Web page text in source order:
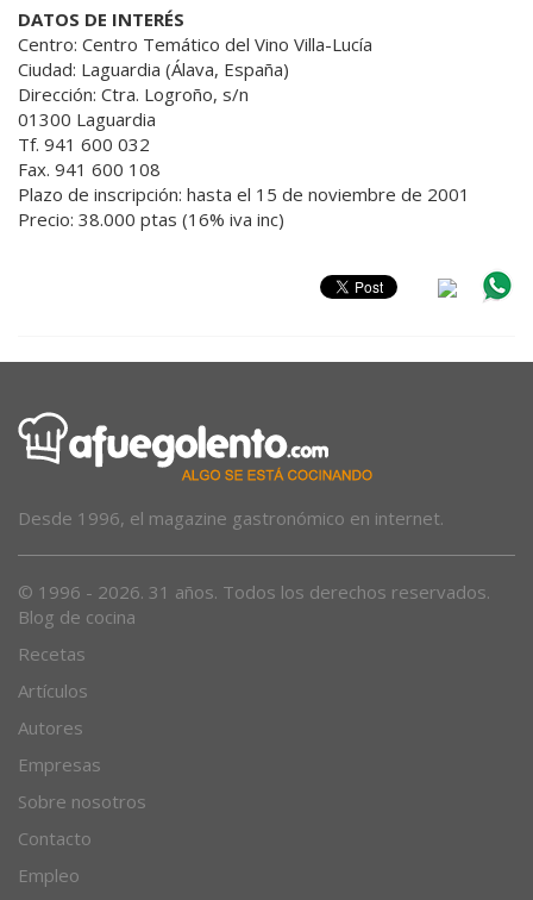
DATOS DE INTERÉS
Centro: Centro Temático del Vino Villa-Lucía
Ciudad: Laguardia (Álava, España)
Dirección: Ctra. Logroño, s/n
01300 Laguardia
Tf. 941 600 032
Fax. 941 600 108
Plazo de inscripción: hasta el 15 de noviembre de 2001
Precio: 38.000 ptas (16% iva inc)
Desde 1996, el magazine gastronómico en internet.
© 1996 - 2026. 31 años. Todos los derechos reservados.
Blog de cocina
Recetas
Artículos
Autores
Empresas
Sobre nosotros
Contacto
Empleo